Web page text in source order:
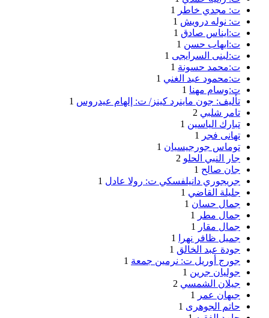
ت: مجدي خاطر
1
ت: نوله درويش 1
ت:ايناس صادق 1
ت:ايهاب حسن 1
ت:لبنى السرايجى 1
ت:محمد حسونة 1
ت:محمود عبد الغني 1
ت:وسام مهنا 1
تأليف: جون ماينرد كينز/ ت: إلهام عيدروس 1
تامر شلبي 2
تبارك الياسين 1
تهانى فجر
1
توماس جورجيسيان 1
جار النبي الحلو 2
جان صالح 1
جريجوري دانيلفسكي ت: رولا عادل 1
جليلة القاضي 1
جمال حسان 1
جمال مطر
1
جمال مقار
1
جميل ظافر نهرا
1
جودة عبد الخالق 1
جورج أوريل ت: نرمين جمعة 1
جوليان جرين 1
جيلان الشمسي 2
جيهان عمر
1
حاتم الجوهرى 1